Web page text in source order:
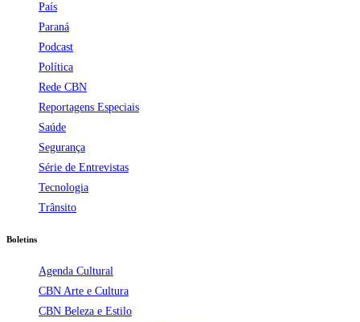
País
Paraná
Podcast
Política
Rede CBN
Reportagens Especiais
Saúde
Segurança
Série de Entrevistas
Tecnologia
Trânsito
Boletins
Agenda Cultural
CBN Arte e Cultura
CBN Beleza e Estilo